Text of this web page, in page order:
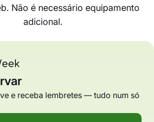
Não é necessário equipamento
adicional.
e receba lembretes — tudo num só